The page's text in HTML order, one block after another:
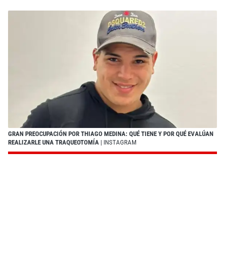
GRAN PREOCUPACIÓN POR THIAGO MEDINA: QUÉ TIENE Y POR QUÉ EVALÚAN
REALIZARLE UNA TRAQUEOTOMÍA | INSTAGRAM